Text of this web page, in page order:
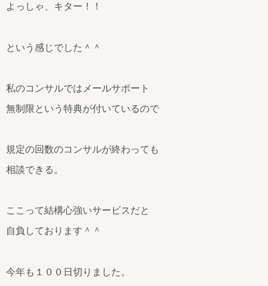
よっしゃ、キター！！
という感じでした＾＾
私のコンサルではメールサポート
無制限という特典が付いているので
規定の回数のコンサルが終わっても
相談できる。
ここって結構心強いサービスだと
自負しております＾＾
今年も１００日切りました。